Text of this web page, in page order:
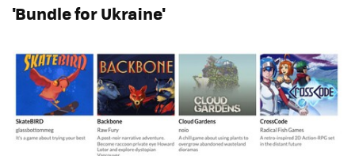
'Bundle for Ukraine'